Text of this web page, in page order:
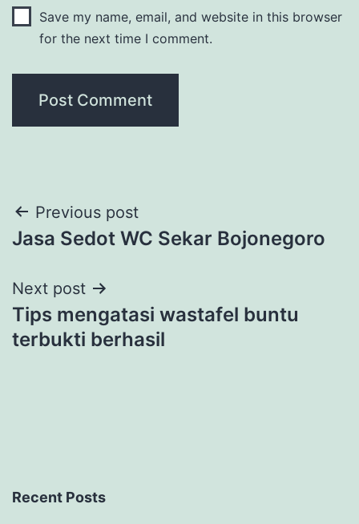
Save my name, email, and website in this browser
for the next time I comment.
Post
navigation
Previous post
Jasa Sedot WC Sekar Bojonegoro
Next post
Tips mengatasi wastafel buntu
terbukti berhasil
Recent Posts